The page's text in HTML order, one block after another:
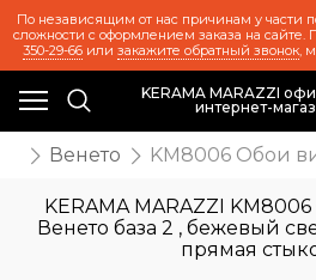
По независящим от нас причинам у части
сложности с оформлением заказа на сайте.
350-29-66или закажите обратный звонок,
KERAMA MARAZZI
интернет-
Венето KM8006 Обои
KERAMA MARAZZI
Венето база 2 , бежевый
прямая